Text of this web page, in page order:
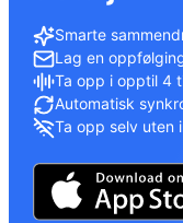
Smarte
Lag en
Ta opp i opptil 4
Automatisk
Ta opp selv uten